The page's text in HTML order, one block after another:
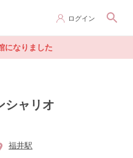
ログイン
になりました
シャリオ
福井駅